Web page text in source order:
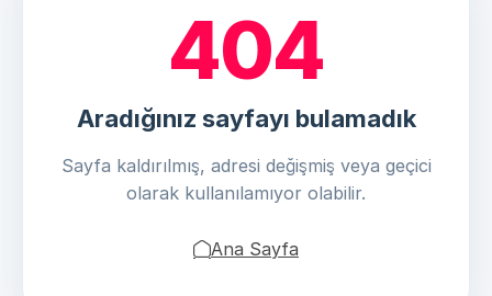
404
Aradığınız sayfayı bulamadık
Sayfa kaldırılmış, adresi değişmiş veya geçici
olarak kullanılamıyor olabilir.
Ana Sayfa